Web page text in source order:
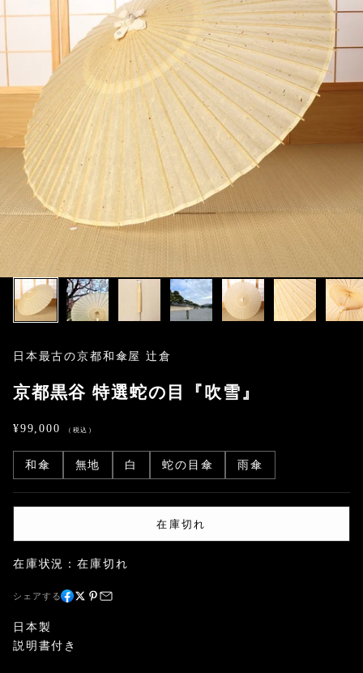
日本最古の京都和傘屋 辻倉
京都黒谷 特選蛇の目『吹雪』
セール価格
¥99,000
和傘 無地 白 蛇の目傘 雨傘
在庫切れ
在庫状況：在庫切れ
シェアする
日本製
説明書付き